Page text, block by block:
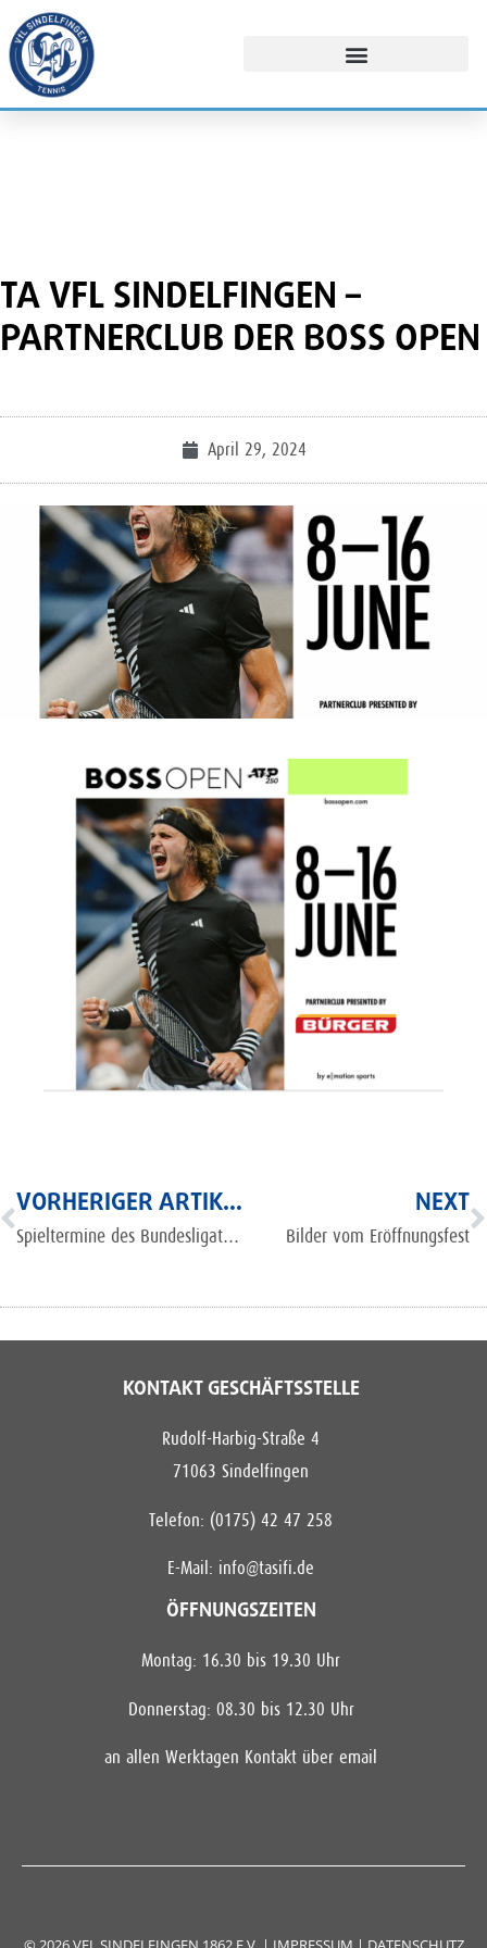
TA VFL SINDELFINGEN –
PARTNERCLUB DER BOSS OPEN
April 29, 2024
VORHERIGER ARTIKEL
Spieltermine des Bundesligateams
NEXT
Bilder vom Eröffnungsfest
KONTAKT GESCHÄFTSSTELLE
Rudolf-Harbig-Straße 4
71063 Sindelfingen
Telefon: (0175) 42 47 258
E-Mail: info@tasifi.de
ÖFFNUNGSZEITEN
Montag: 16.30 bis 19.30 Uhr
Donnerstag: 08.30 bis 12.30 Uhr
an allen Werktagen Kontakt über email